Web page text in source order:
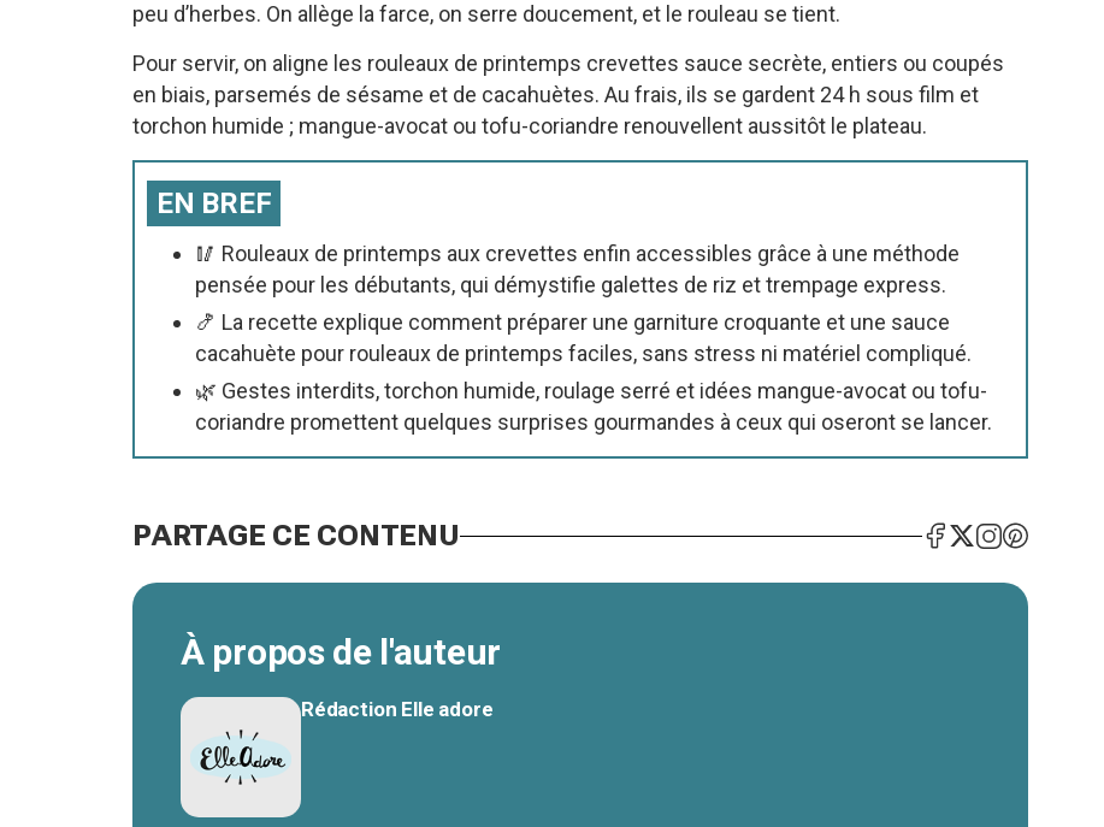
peu d’herbes. On allège la farce, on serre doucement, et le rouleau se tient.
Pour servir, on aligne les rouleaux de printemps crevettes sauce secrète, entiers ou coupés
en biais, parsemés de sésame et de cacahuètes. Au frais, ils se gardent 24 h sous film et
torchon humide ; mangue-avocat ou tofu-coriandre renouvellent aussitôt le plateau.
EN BREF
🥢 Rouleaux de printemps aux crevettes enfin accessibles grâce à une méthode
pensée pour les débutants, qui démystifie galettes de riz et trempage express.
🍤 La recette explique comment préparer une garniture croquante et une sauce
cacahuète pour rouleaux de printemps faciles, sans stress ni matériel compliqué.
🌿 Gestes interdits, torchon humide, roulage serré et idées mangue-avocat ou tofu-
coriandre promettent quelques surprises gourmandes à ceux qui oseront se lancer.
PARTAGE CE CONTENU
À propos de l'auteur
Rédaction Elle adore